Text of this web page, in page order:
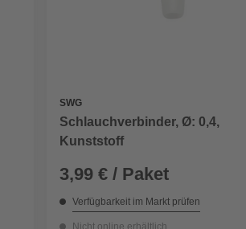
SWG
Schlauchverbinder, Ø: 0,4,
Kunststoff
3,99 € / Paket
Verfügbarkeit im Markt prüfen